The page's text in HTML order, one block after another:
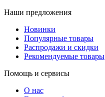
Наши предложения
Новинки
Популярные товары
Распродажи и скидки
Рекомендуемые товары
Помощь и сервисы
О нас